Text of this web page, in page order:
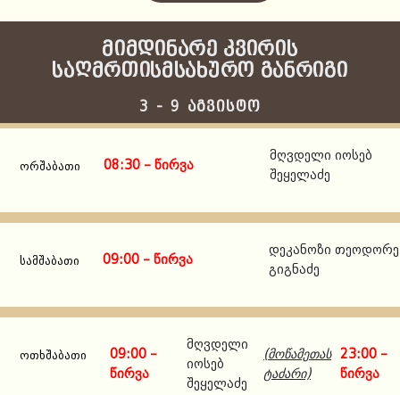
მიმდინარე კვირის
საღმრთისმსახურო განრიგი
3 - 9 აგვისტო
ორშაბათი 08:30 – წირვა
მღვდელი იოსებ
შეყელაძე
სამშაბათი 09:00 – წირვა
დეკანოზი თეოდორე
გიგნაძე
ოთხშაბათი
09:00 –
წირვა
მღვდელი
იოსებ
შეყელაძე
(მოწამეთას
ტაძარი)
23:00 –
წირვა